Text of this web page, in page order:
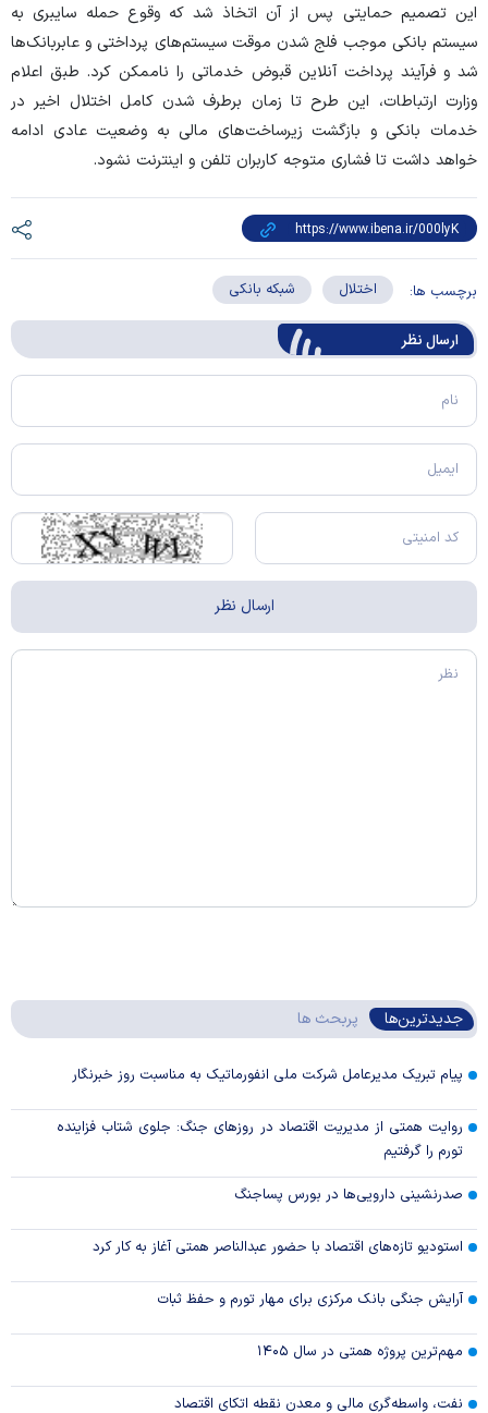
این تصمیم حمایتی پس از آن اتخاذ شد که وقوع حمله سایبری به
سیستم بانکی موجب فلج شدن موقت سیستم‌های پرداختی و عابربانک‌ها
شد و فرآیند پرداخت آنلاین قبوض خدماتی را ناممکن کرد. طبق اعلام
وزارت ارتباطات، این طرح تا زمان برطرف شدن کامل اختلال اخیر در
خدمات بانکی و بازگشت زیرساخت‌های مالی به وضعیت عادی ادامه
خواهد داشت تا فشاری متوجه کاربران تلفن و اینترنت نشود.
برچسب ها: اختلال شبکه بانکی
ارسال‌ نظر
جدیدترین‌ها پربحث ها
پیام تبریک مدیرعامل شرکت ملی انفورماتیک به مناسبت روز خبرنگار
روایت همتی از مدیریت اقتصاد در روزهای جنگ: جلوی شتاب فزاینده
تورم را گرفتیم
صدرنشینی دارویی‌ها در بورس پساجنگ
استودیو تازه‌های اقتصاد با حضور عبدالناصر همتی آغاز به کار کرد
آرایش جنگی بانک مرکزی برای مهار تورم و حفظ ثبات
مهم‌ترین پروژه همتی در سال ۱۴۰۵
نفت، واسطه‌گری مالی و معدن نقطه اتکای اقتصاد